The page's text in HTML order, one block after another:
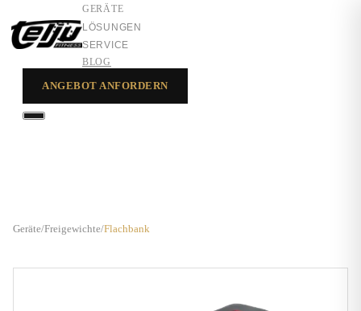
GERÄTE
LÖSUNGEN
SERVICE
BLOG
ANGEBOT ANFORDERN
Geräte/Freigewichte/Flachbank